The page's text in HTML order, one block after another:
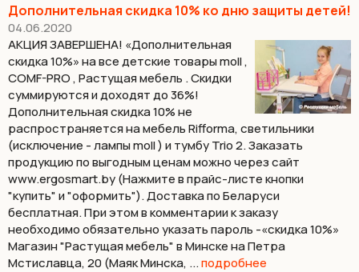
Дополнительная скидка 10% ко дню защиты детей!
04.06.2020
АКЦИЯ ЗАВЕРШЕНА! «Дополнительная
скидка 10%» на все детские товары moll ,
COMF-PRO , Растущая мебель . Скидки
суммируются и доходят до 36%!
Дополнительная скидка 10% не
распространяется на мебель Rifforma, светильники
(исключение - лампы moll ) и тумбу Trio 2. Заказать
продукцию по выгодным ценам можно через сайт
www.ergosmart.by (Нажмите в прайс-листе кнопки
"купить" и "оформить"). Доставка по Беларуси
бесплатная. При этом в комментарии к заказу
необходимо обязательно указать пароль -«скидка 10%»
Магазин "Растущая мебель" в Минске на Петра
Мстиславца, 20 (Маяк Минска, ...подробнее